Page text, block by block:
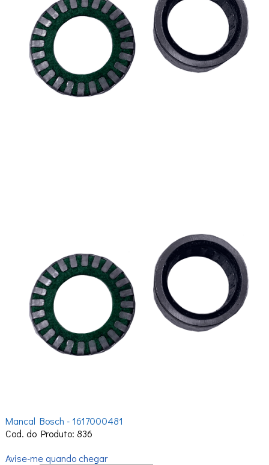
Mancal Bosch - 1617000481
Cod. do Produto: 836
Avise-me quando chegar